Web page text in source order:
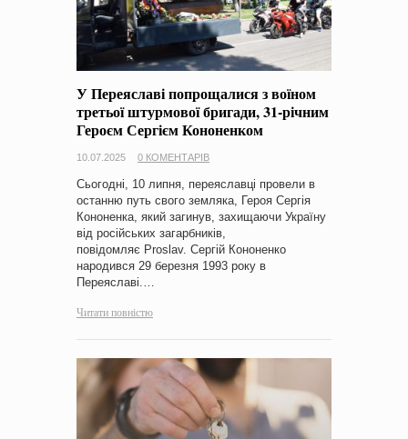
У Переяславі попрощалися з воїном
третьої штурмової бригади, 31-річним
Героєм Сергієм Кононенком
10.07.2025 0 КОМЕНТАРІВ
Сьогодні, 10 липня, переяславці провели в
останню путь свого земляка, Героя Сергія
Кононенка, який загинув, захищаючи Україну
від російських загарбників,
повідомляє Proslav. Сергій Кононенко
народився 29 березня 1993 року в
Переяславі.…
Читати повністю